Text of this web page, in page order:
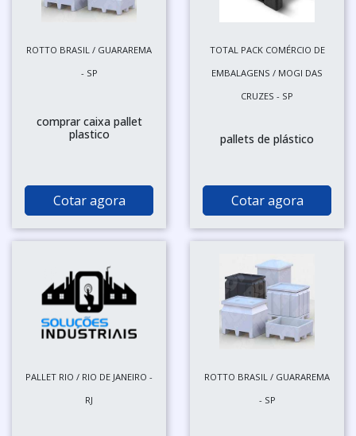
ROTTO BRASIL / GUARAREMA
- SP
comprar caixa pallet
plastico
Cotar agora
TOTAL PACK COMÉRCIO DE
EMBALAGENS / MOGI DAS
CRUZES - SP
pallets de plástico
Cotar agora
PALLET RIO / RIO DE JANEIRO -
RJ
ROTTO BRASIL / GUARAREMA
- SP